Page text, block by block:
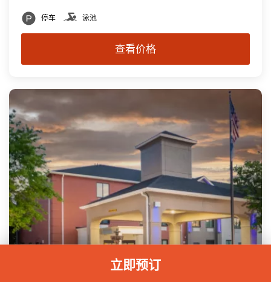
立即预订
停车 泳池
查看价格